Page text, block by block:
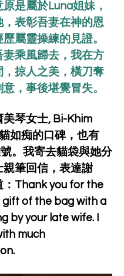
是屬於Luna姐妹，
，表彰吾妻在神的恩
屬靈操練的見證。
妻乘風歸去，我在方
，掠人之美，橫刀奪
，事後堪覺冒失。
美琴女士, Bi-Khim
如痴的口碑，也有
號。我寄去貓袋與她分
親筆回信，表達謝
：Thank you for the
of the bag with a
by your late wife. I
much